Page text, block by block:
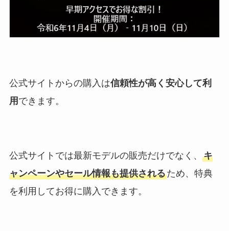
公式サイトからの購入は信頼性が高く安心して利
用 できます。
公式サイトでは最新モデルの販売だけでなく、 キ
ャンペーンやセール情報も提供されるため、特典
を利用してお得に購入できます。